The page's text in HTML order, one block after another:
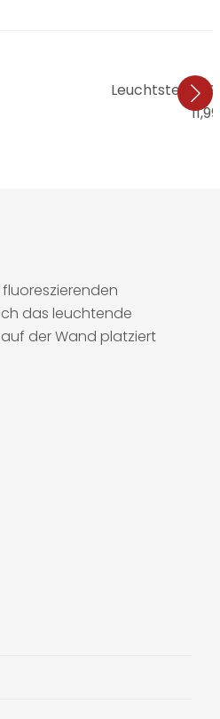
Leuchtsterne
das leuchtende
der Wand platziert